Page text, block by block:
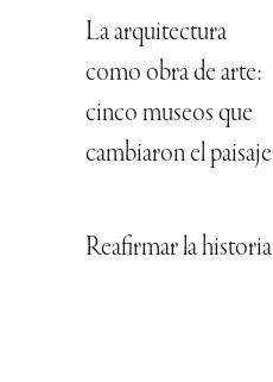
La arquitectura
como obra de arte:
cinco museos que
cambiaron el paisaje
Reafirmar la historia